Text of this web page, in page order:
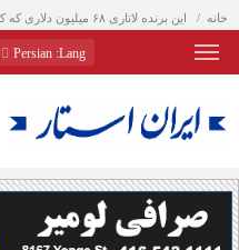
خانه این برنده لاتاری ۶۸ میلیون دلاری که کارگری در تورنتوست: نه من استعفا نمی‌دهم
Lang
: Persian